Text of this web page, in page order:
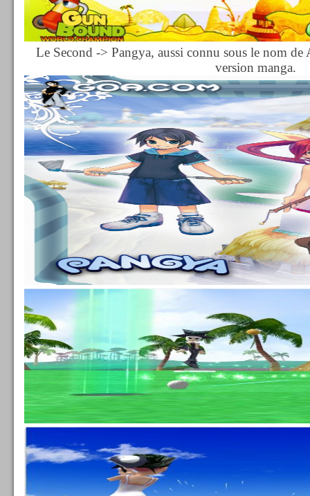
Le Second -> Pangya, aussi connu sous le nom
version manga.